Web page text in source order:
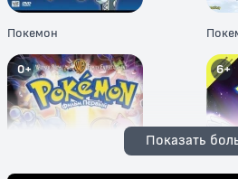
Покемон
0+ 6+
Показать